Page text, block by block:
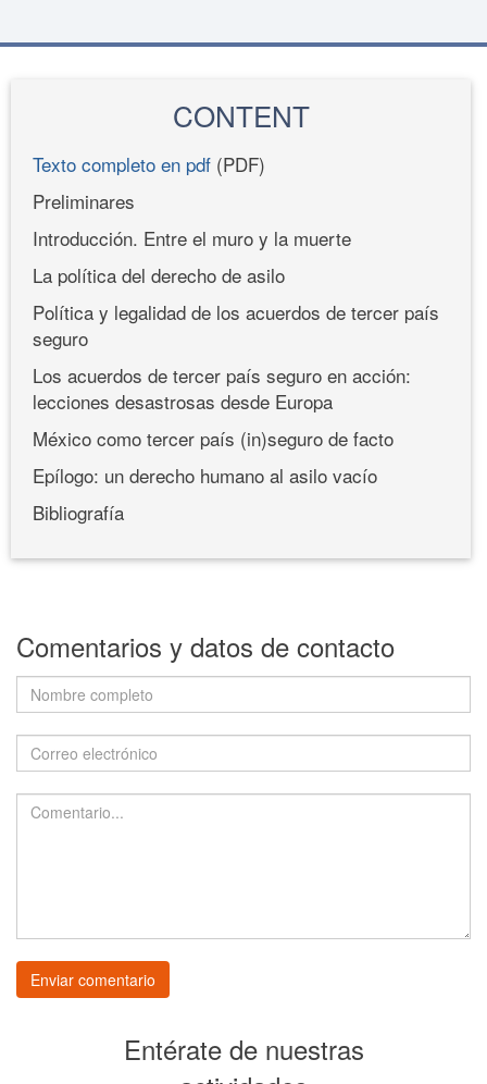
CONTENT
Texto completo en pdf (PDF)
Preliminares
Introducción. Entre el muro y la muerte
La política del derecho de asilo
Política y legalidad de los acuerdos de tercer país
seguro
Los acuerdos de tercer país seguro en acción:
lecciones desastrosas desde Europa
México como tercer país (in)seguro de facto
Epílogo: un derecho humano al asilo vacío
Bibliografía
Comentarios y datos de contacto
Entérate de nuestras